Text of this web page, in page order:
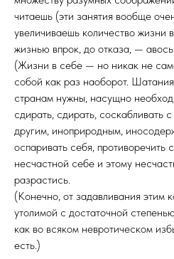
читаешь (эти занятия вообще
увеличиваешь количество жизни
жизнью впрок, до отказа, — авось
(Жизни в себе — но никак не
собой как раз наоборот.
странам нужны, насущно
сдирать, сдирать, соскабливать
другим, иноприродным,
оспаривать себя, противоречить
несчастной себе и этому
разрастись.
(Конечно, от задавливания этим
утолимой с достаточной
как во всяком невротическом
есть.)